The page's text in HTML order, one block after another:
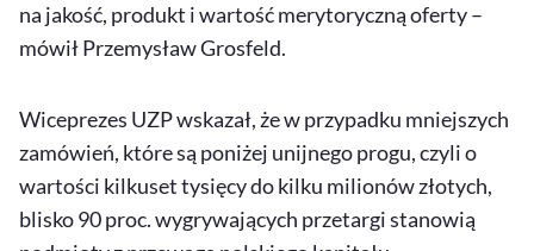
na jakość, produkt i wartość merytoryczną oferty –
mówił Przemysław Grosfeld.
Wiceprezes UZP wskazał, że w przypadku mniejszych
zamówień, które są poniżej unijnego progu, czyli o
wartości kilkuset tysięcy do kilku milionów złotych,
blisko 90 proc. wygrywających przetargi stanowią